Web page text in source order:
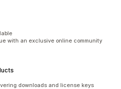
with an exclusive online community
downloads and license keys